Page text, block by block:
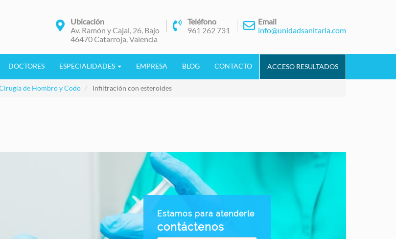
Ubicación
Av. Ramón y Cajal, 26, Bajo
46470 Catarroja, Valencia
Teléfono
961 262 731
Email
info@unidadsanitaria.com
DOCTORES ESPECIALIDADES EMPRESA BLOG CONTACTO ACCESO RESULTADOS
de Hombro y Codo Infiltración con esteroides
Estamos para atenderle
contáctenos